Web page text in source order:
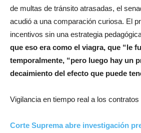
de multas de tránsito atrasadas, el
acudió a una comparación curiosa. El
incentivos sin una estrategia
que eso era como el viagra, que “le
temporalmente, “pero luego hay un
decaimiento del efecto que puede
Vigilancia en tiempo real a los contratos
Corte Suprema abre investigación